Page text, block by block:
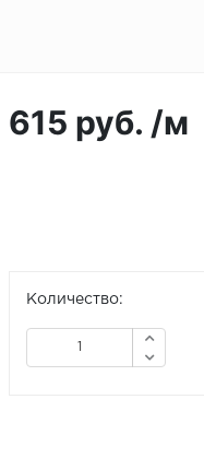
615 руб. /м
Количество: